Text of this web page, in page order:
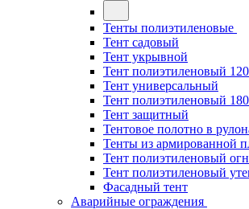
Тенты полиэтиленовые
Тент садовый
Тент укрывной
Тент полиэтиленовый
Тент универсальный
Тент полиэтиленовый
Тент защитный
Тентовое полотно в
Тенты из армированной
Тент полиэтиленовый
Тент полиэтиленовый
Фасадный тент
Аварийные ограждения